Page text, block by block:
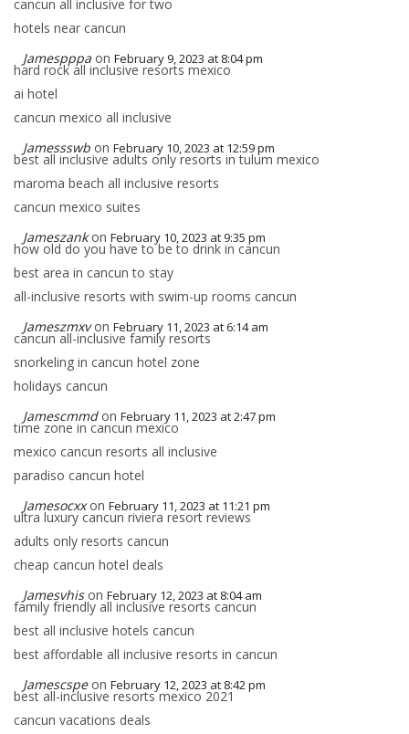
cancun all inclusive for two
hotels near cancun
Jamespppa on February 9, 2023 at 8:04 pm
hard rock all inclusive resorts mexico
ai hotel
cancun mexico all inclusive
Jamessswb on February 10, 2023 at 12:59 pm
best all inclusive adults only resorts in tulum mexico
maroma beach all inclusive resorts
cancun mexico suites
Jameszank on February 10, 2023 at 9:35 pm
how old do you have to be to drink in cancun
best area in cancun to stay
all-inclusive resorts with swim-up rooms cancun
Jameszmxv on February 11, 2023 at 6:14 am
cancun all-inclusive family resorts
snorkeling in cancun hotel zone
holidays cancun
Jamescmmd on February 11, 2023 at 2:47 pm
time zone in cancun mexico
mexico cancun resorts all inclusive
paradiso cancun hotel
Jamesocxx on February 11, 2023 at 11:21 pm
ultra luxury cancun riviera resort reviews
adults only resorts cancun
cheap cancun hotel deals
Jamesvhis on February 12, 2023 at 8:04 am
family friendly all inclusive resorts cancun
best all inclusive hotels cancun
best affordable all inclusive resorts in cancun
Jamescspe on February 12, 2023 at 8:42 pm
best all-inclusive resorts mexico 2021
cancun vacations deals